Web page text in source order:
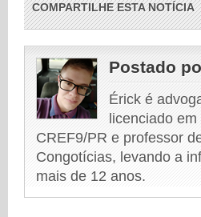
COMPARTILHE ESTA NOTÍCIA
Postado
Érick é
licenciado
CREF9/PR e professor
Congotícias, levando a
mais de 12 anos.